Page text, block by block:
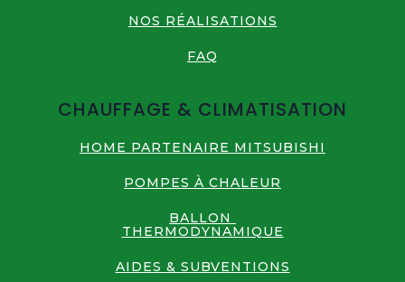
NOS RÉALISATIONS
FAQ
CHAUFFAGE & CLIMATISATION
HOME PARTENAIRE MITSUBISHI
POMPES À CHALEUR
BALLON
THERMODYNAMIQUE
AIDES & SUBVENTIONS